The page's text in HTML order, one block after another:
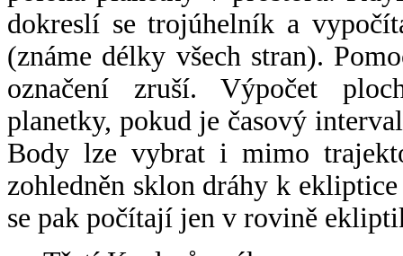
dokreslí se trojúhelník a
(známe délky všech stran).
označení zruší. Výpočet
planetky, pokud je časový
Body lze vybrat i mimo
zohledněn sklon dráhy k
se pak počítají jen v rovině